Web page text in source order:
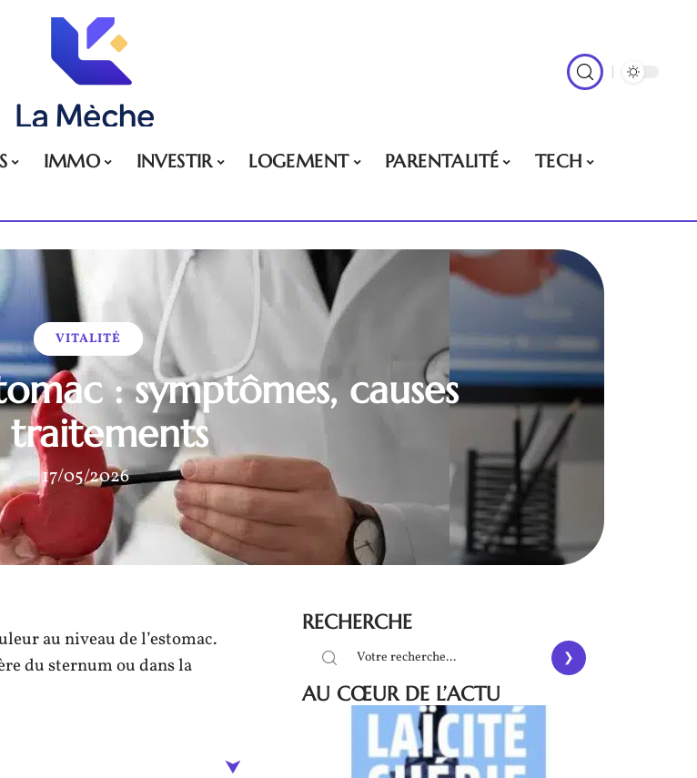
IMMO INVESTIR LOGEMENT PARENTALITÉ
TECH
VITALITÉ
: symptômes, causes
17/05/2026
au niveau de l’estomac.
du sternum ou dans la
RECHERCHE
AU CŒUR DE L’ACTU